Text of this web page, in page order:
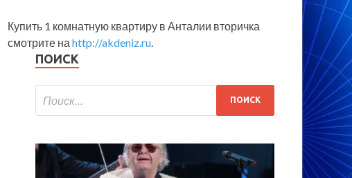
Купить 1 комнатную квартиру в Анталии вторичка
смотрите на http://akdeniz.ru.
ПОИСК